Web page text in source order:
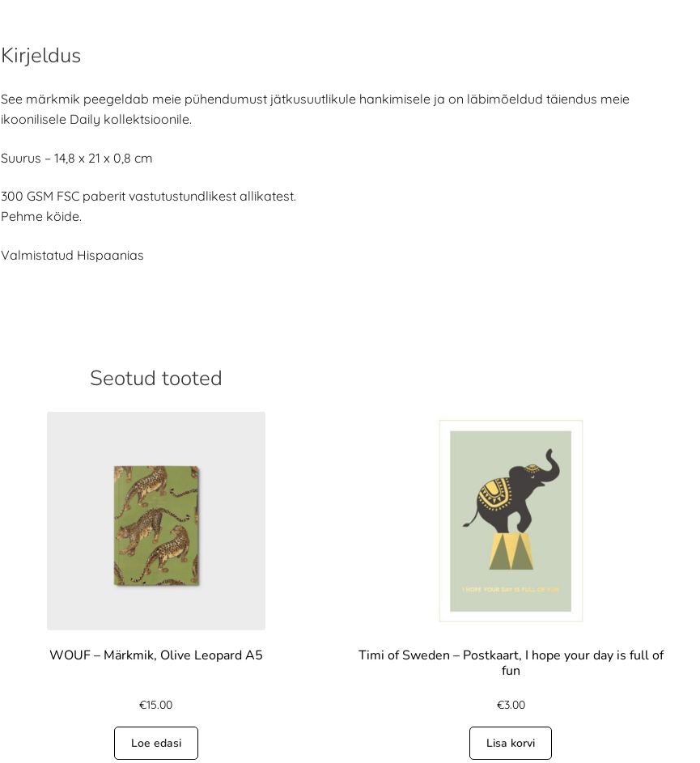
Kirjeldus
See märkmik peegeldab meie pühendumust jätkusuutlikule hankimisele ja on läbimõeldud täiendus meie
ikoonilisele Daily kollektsioonile.
Suurus – 14,8 x 21 x 0,8 cm
300 GSM FSC paberit vastutustundlikest allikatest.
Pehme köide.
Valmistatud Hispaanias
Seotud tooted
WOUF – Märkmik, Olive Leopard A5
€15.00
Loe edasi
Timi of Sweden – Postkaart, I hope your day is full of
fun
€3.00
Lisa korvi